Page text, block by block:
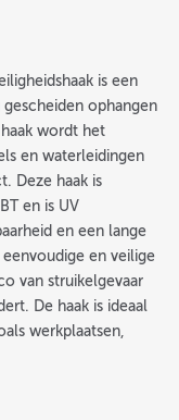
is een
ophangen
wordt het
en waterleidingen
Deze haak is
en is UV
en een lange
en veilige
van struikelgevaar
De haak is ideaal
werkplaatsen,